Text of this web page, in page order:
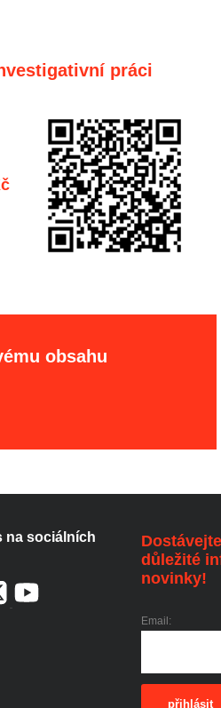
práci
obsahu
na sociálních
důležité
novinky!
Email:
přihlásit